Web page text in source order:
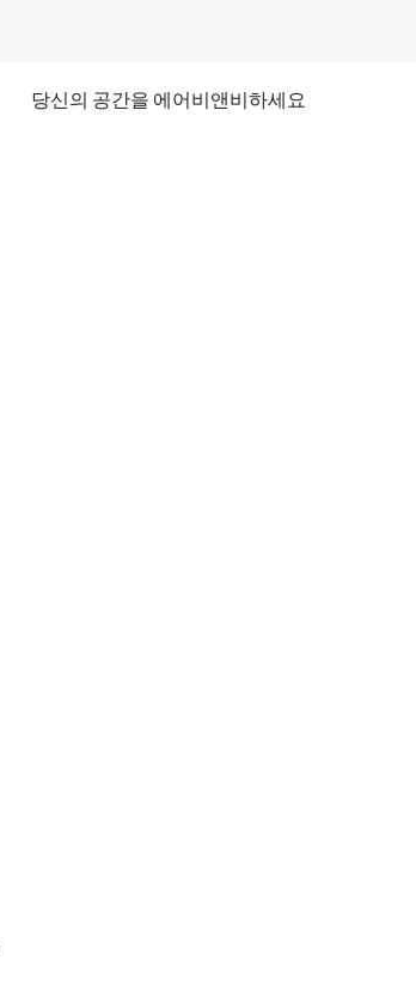
당신의 공간을 에어비앤비하세요